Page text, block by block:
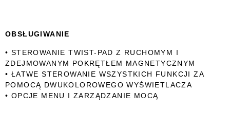
OBSŁUGIWANIE
• STEROWANIE TWIST-PAD Z RUCHOMYM I
ZDEJMOWANYM POKRĘTŁEM MAGNETYCZNYM
• ŁATWE STEROWANIE WSZYSTKICH FUNKCJI ZA
POMOCĄ DWUKOLOROWEGO WYŚWIETLACZA
• OPCJE MENU I ZARZĄDZANIE MOCĄ